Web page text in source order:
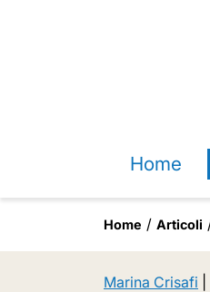
Home
Home Articoli
Marina Crisafi